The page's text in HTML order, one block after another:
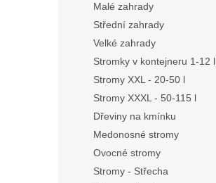
Malé zahrady
Střední zahrady
Velké zahrady
Stromky v kontejneru 1-12 l
Stromy XXL - 20-50 l
Stromy XXXL - 50-115 l
Dřeviny na kmínku
Medonosné stromy
Ovocné stromy
Stromy - Střecha